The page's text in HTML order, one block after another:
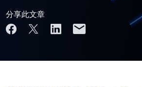
分享此文章